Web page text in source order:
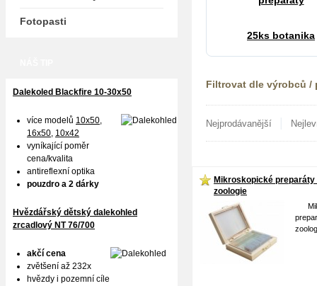
Filtrovat dle výrobců /
Nejprodávanější
Mikroskopické preparáty
zoologie
Fotopasti
Dalekoled Blackfire 10-30x50
více modelů 10x50,
16x50, 10x42
vyníkající poměr
cena/kvalita
antireflexní optika
pouzdro a 2 dárky
Hvězdářský dětský dalekohled
zrcadlový NT 76/700
akčí cena
zvětšení až 232x
hvězdy i pozemní cíle